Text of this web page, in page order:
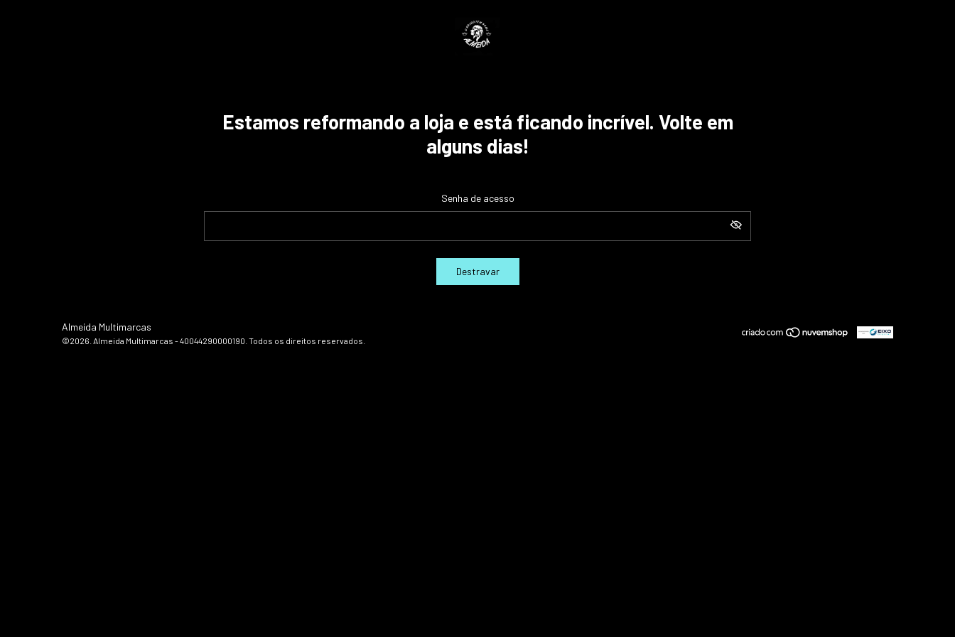
Estamos reformando a loja e está ficando incrível. Volte em
alguns dias!
Senha de acesso
Destravar
Almeida Multimarcas
©2026. Almeida Multimarcas - 40044290000190. Todos os direitos reservados.